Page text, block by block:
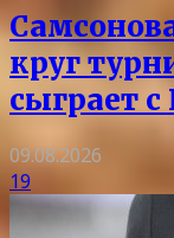
круг
сыграет
09.08.2026
19